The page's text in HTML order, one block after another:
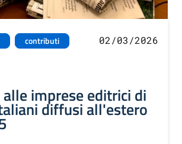
contributi
02/03/2026
imprese editrici di
diffusi all'estero